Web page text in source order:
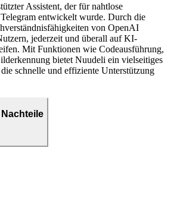
Assistent, der für nahtlose
entwickelt wurde. Durch die
von OpenAI
jederzeit und überall auf KI-
Mit Funktionen wie Codeausführung,
bietet Nuudeli ein vielseitiges
schnelle und effiziente Unterstützung